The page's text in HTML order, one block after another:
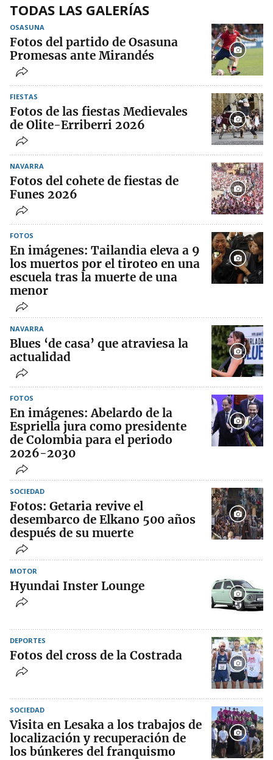
TODAS LAS GALERÍAS
OSASUNA
Fotos del partido de Osasuna
Promesas ante Mirandés
FIESTAS
Fotos de las fiestas Medievales
de Olite-Erriberri 2026
NAVARRA
Fotos del cohete de fiestas de
Funes 2026
FOTOS
En imágenes: Tailandia eleva a 9
los muertos por el tiroteo en una
escuela tras la muerte de una
menor
NAVARRA
Blues ‘de casa’ que atraviesa la
actualidad
FOTOS
En imágenes: Abelardo de la
Espriella jura como presidente
de Colombia para el periodo
2026-2030
SOCIEDAD
Fotos: Getaria revive el
desembarco de Elkano 500 años
después de su muerte
MOTOR
Hyundai Inster Lounge
DEPORTES
Fotos del cross de la Costrada
SOCIEDAD
Visita en Lesaka a los trabajos de
localización y recuperación de
los búnkeres del franquismo